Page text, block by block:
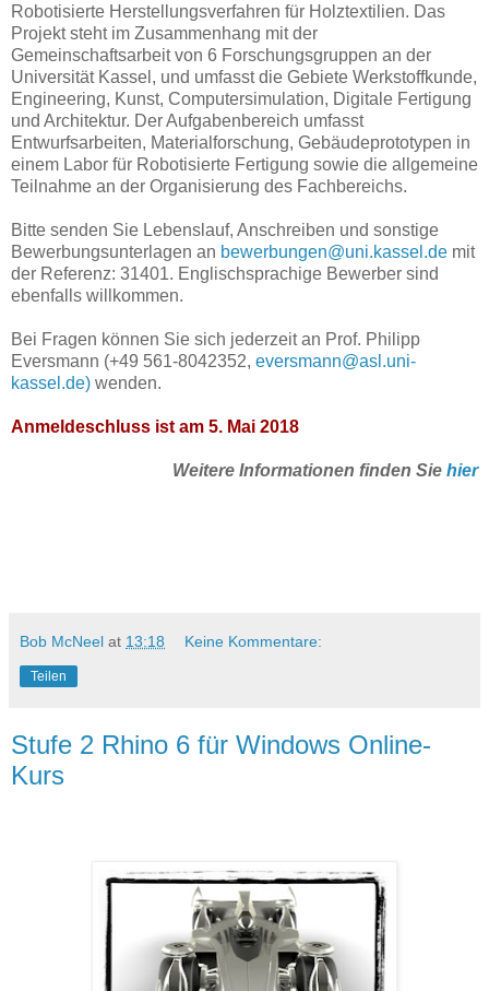
Robotisierte Herstellungsverfahren für Holztextilien. Das
Projekt steht im Zusammenhang mit der
Gemeinschaftsarbeit von 6 Forschungsgruppen an der
Universität Kassel, und umfasst die Gebiete Werkstoffkunde,
Engineering, Kunst, Computersimulation, Digitale Fertigung
und Architektur. Der Aufgabenbereich umfasst
Entwurfsarbeiten, Materialforschung, Gebäudeprototypen in
einem Labor für Robotisierte Fertigung sowie die allgemeine
Teilnahme an der Organisierung des Fachbereichs.
Bitte senden Sie Lebenslauf, Anschreiben und sonstige
Bewerbungsunterlagen an bewerbungen@uni.kassel.de mit
der Referenz: 31401. Englischsprachige Bewerber sind
ebenfalls willkommen.
Bei Fragen können Sie sich jederzeit an Prof. Philipp
Eversmann (+49 561-8042352, eversmann@asl.uni-
kassel.de) wenden.
Anmeldeschluss ist am 5. Mai 2018
Weitere Informationen finden Sie hier
Bob McNeel at 13:18 Keine Kommentare:
Teilen
Stufe 2 Rhino 6 für Windows Online-
Kurs